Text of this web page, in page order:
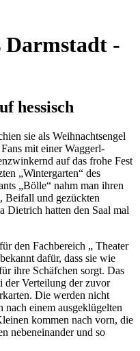
Darmstadt -
hessisch
sie als Weihnachtsengel
mit einer Waggerl-
auf das frohe Fest
„Wintergarten“ des
„Bölle“ nahm man ihren
Beifall und gezückten
Dietrich hatten den Saal mal
den Fachbereich „ Theater
dafür, dass sie wie
ihre Schäfchen sorgt. Das
der Verteilung der zuvor
Die werden nicht
nach einem ausgeklügelten
kommen nach vorn, die
nebeneinander und so